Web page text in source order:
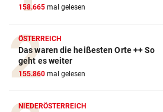
158.665 mal gelesen
ÖSTERREICH
Das waren die heißesten Orte ++ So
geht es weiter
155.860 mal gelesen
NIEDERÖSTERREICH